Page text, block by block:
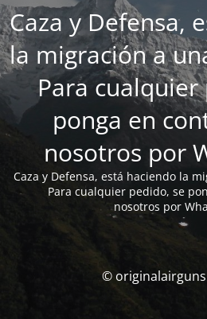
Caza y Defensa,
la migración a
Para cualquier
ponga en
nosotros por
Caza y Defensa, está haciendo la
Para cualquier pedido, se
nosotros por
©